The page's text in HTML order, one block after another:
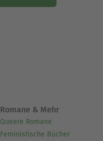
Romane & Mehr
Queere Romane
Feministische Bücher